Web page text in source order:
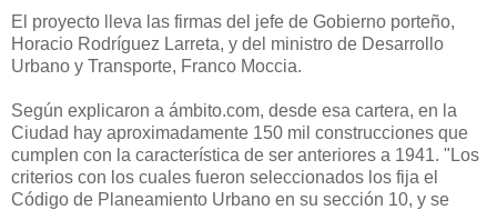
El proyecto lleva las firmas del jefe de Gobierno porteño,
Horacio Rodríguez Larreta, y del ministro de Desarrollo
Urbano y Transporte, Franco Moccia.
Según explicaron a ámbito.com, desde esa cartera, en la
Ciudad hay aproximadamente 150 mil construcciones que
cumplen con la característica de ser anteriores a 1941. "Los
criterios con los cuales fueron seleccionados los fija el
Código de Planeamiento Urbano en su sección 10, y se